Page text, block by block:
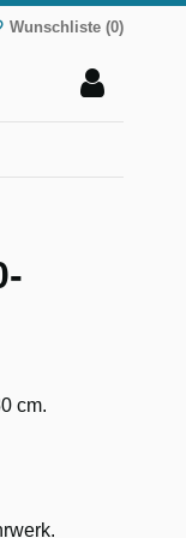
Wunschliste (0)
cm.